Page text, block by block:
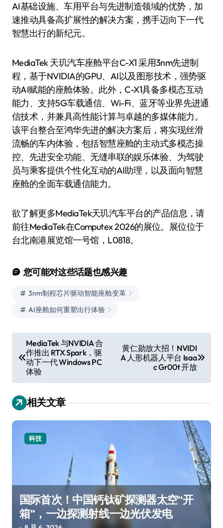
AI基础设施、车用平台与先进制造领域的优势，加
速推动具备高扩展性的解决方案，携手迈向下一代
智慧出行的新纪元。
MediaTek 天玑汽车座舱平台C-X1 采用3nm先进制
程，基于NVIDIA的GPU、AI以及图形技术，强势驱
动AI赋能的座舱体验。此外，C-X1具备多模态互动
能力、支持5G车载通信、Wi-Fi、蓝牙等业界先进通
信技术，并兼具高性能计算与卓越的多媒体能力。
该平台整合至鸿华先进的解决方案后，将实现丝滑
流畅的车内体验，包括智慧座舱的主动式多模态操
控、先进安全功能、无缝串联的娱乐体验、为驾驶
员与乘客提供个性化互动的AI助理，以及面向智慧
座舱的全面车载通信能力。
欲了解更多MediaTek天玑汽车平台的产品信息，请
前往MediaTek在Computex 2026的展位。展位位于
台北南港展览馆一号馆，L0818。
您可能对这些话题也感兴趣
3nm制程芯片驱动智能座舱变革
AI座舱如何重塑出行体验
章
MediaTek 与NVIDIA 合
作推出 RTX Spark，驱
动下一代 Windows PC
体验
黄仁勋放大招！NVIDI
A 人形机器人平台 Isaa
c Gr00t 开放
相关文章
科技
国际首次！中国钙钛矿探测器太空“开
箱”，一边探测射线一边光伏发电